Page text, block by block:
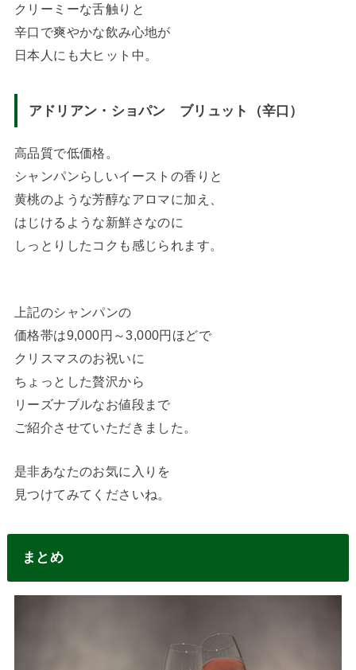
クリーミーな舌触りと
辛口で爽やかな飲み心地が
日本人にも大ヒット中。
アドリアン・ショパン ブリュット（辛口）
高品質で低価格。
シャンパンらしいイーストの香りと
黄桃のような芳醇なアロマに加え、
はじけるような新鮮さなのに
しっとりしたコクも感じられます。
上記のシャンパンの
価格帯は9,000円～3,000円ほどで
クリスマスのお祝いに
ちょっとした贅沢から
リーズナブルなお値段まで
ご紹介させていただきました。
是非あなたのお気に入りを
見つけてみてくださいね。
まとめ